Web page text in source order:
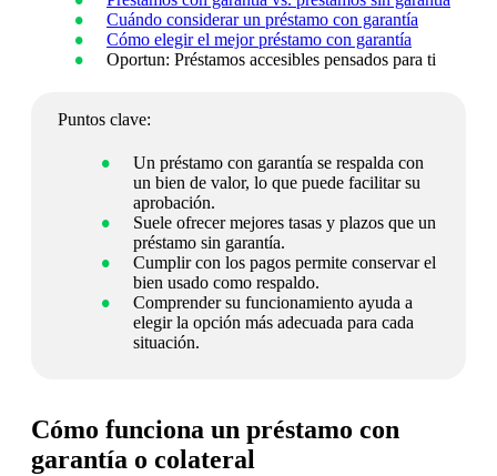
Cuándo considerar un préstamo con garantía
Cómo elegir el mejor préstamo con garantía
Oportun: Préstamos accesibles pensados para ti
Puntos clave:
Un préstamo con garantía se respalda con
un bien de valor, lo que puede facilitar su
aprobación.
Suele ofrecer mejores tasas y plazos que un
préstamo sin garantía.
Cumplir con los pagos permite conservar el
bien usado como respaldo.
Comprender su funcionamiento ayuda a
elegir la opción más adecuada para cada
situación.
Cómo funciona un préstamo con
garantía o colateral